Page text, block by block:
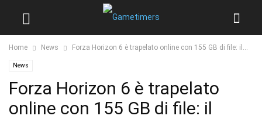
Home News Forza Horizon 6 è trapelato online con 155 GB di file: il...
News
Forza Horizon 6 è trapelato
online con 155 GB di file: il